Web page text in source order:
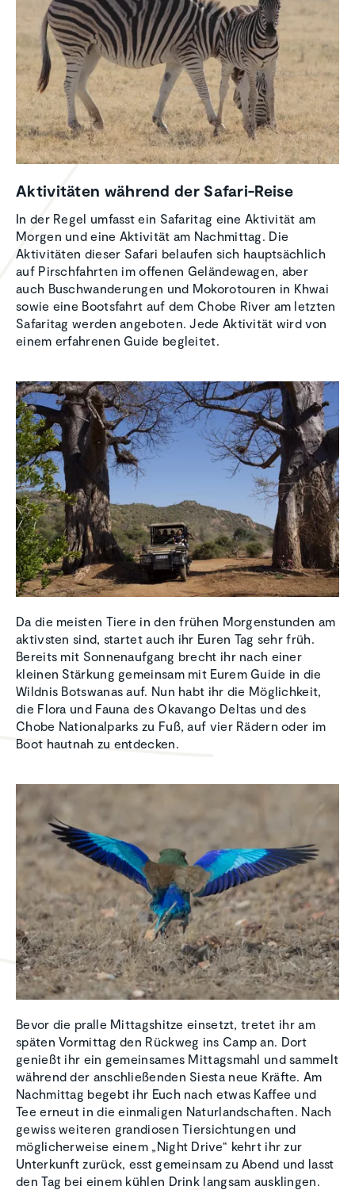
Aktivi­täten während der Safari-Reise
In der Regel umfasst ein Safaritag eine Aktivität am
Morgen und eine Aktivität am Nachmittag. Die
Aktivitäten dieser Safari belaufen sich hauptsächlich
auf Pirschfahrten im offenen Geländewagen, aber
auch Buschwanderungen und Mokorotouren in Khwai
sowie eine Bootsfahrt auf dem Chobe River am letzten
Safaritag werden angeboten. Jede Aktivität wird von
einem erfahrenen Guide begleitet.
Da die meisten Tiere in den frühen Morgenstunden am
aktivsten sind, startet auch ihr Euren Tag sehr früh.
Bereits mit Sonnenaufgang brecht ihr nach einer
kleinen Stärkung gemeinsam mit Eurem Guide in die
Wildnis Botswanas auf. Nun habt ihr die Möglichkeit,
die Flora und Fauna des Okavango Deltas und des
Chobe Nationalparks zu Fuß, auf vier Rädern oder im
Boot hautnah zu entdecken.
Bevor die pralle Mittagshitze einsetzt, tretet ihr am
späten Vormittag den Rückweg ins Camp an. Dort
genießt ihr ein gemeinsames Mittagsmahl und sammelt
während der anschließenden Siesta neue Kräfte. Am
Nachmittag begebt ihr Euch nach etwas Kaffee und
Tee erneut in die einmaligen Naturlandschaften. Nach
gewiss weiteren grandiosen Tiersichtungen und
möglicherweise einem „Night Drive“ kehrt ihr zur
Unterkunft zurück, esst gemeinsam zu Abend und lasst
den Tag bei einem kühlen Drink langsam ausklingen.